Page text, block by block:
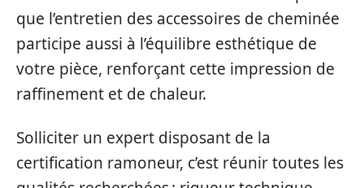
que l’entretien des accessoires de cheminée
participe aussi à l’équilibre esthétique de
votre pièce, renforçant cette impression de
raffinement et de chaleur.
Solliciter un expert disposant de la
certification ramoneur, c’est réunir toutes les